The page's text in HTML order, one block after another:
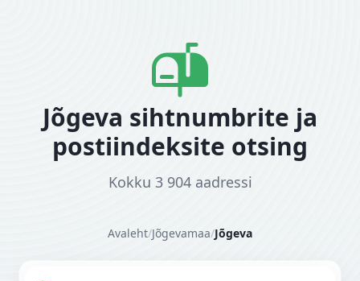
Jõgeva sihtnumbrite ja
postiindeksite otsing
Kokku 3 904 aadressi
Avaleht/Jõgevamaa/Jõgeva